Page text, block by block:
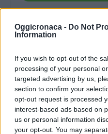
Oggicronaca - Do Not
Information
If you wish to opt-out of the
processing of your personal
targeted advertising by us,
section to confirm your
opt-out request is processed
interest-based ads based on
us or personal information
your opt-out. You may
WhatsApp
Correlati